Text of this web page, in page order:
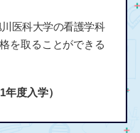
医科大学の看護学科
を取ることができる
年度入学）